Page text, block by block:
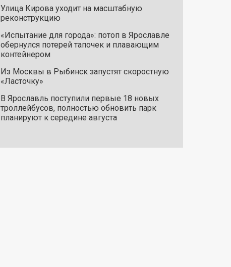
Улица Кирова уходит на масштабную
реконструкцию
«Испытание для города»: потоп в Ярославле
обернулся потерей тапочек и плавающим
контейнером
Из Москвы в Рыбинск запустят скоростную
«Ласточку»
В Ярославль поступили первые 18 новых
троллейбусов, полностью обновить парк
планируют к середине августа